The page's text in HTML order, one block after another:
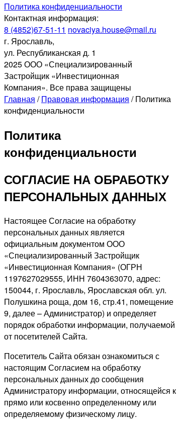
Политика конфиденциальности
Контактная информация:
8 (4852)67-51-11 novaciya.house@mail.ru
г. Ярославль,
ул. Республиканская д. 1
2025 ООО «Специализированный
Застройщик «Инвестиционная
Компания». Все права защищены
Главная /Правовая информация /Политика
конфиденциальности
Политика
конфиденциальности
СОГЛАСИЕ НА ОБРАБОТКУ
ПЕРСОНАЛЬНЫХ ДАННЫХ
Настоящее Согласие на обработку
персональных данных является
официальным документом ООО
«Специализированный Застройщик
«Инвестиционная Компания» (ОГРН
1197627029555, ИНН 7604363070, адрес:
150044, г. Ярославль, Ярославская обл. ул.
Полушкина роща, дом 16, стр.41, помещение
9, далее – Администратор) и определяет
порядок обработки информации, получаемой
от посетителей Сайта.
Посетитель Сайта обязан ознакомиться с
настоящим Согласием на обработку
персональных данных до сообщения
Администратору информации, относящейся к
прямо или косвенно определенному или
определяемому физическому лицу.